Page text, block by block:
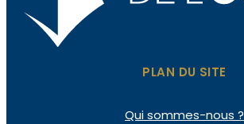
PLAN DU SITE
Qui sommes-nous ?